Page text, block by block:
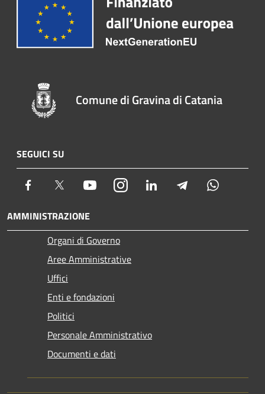
Comune di Gravina di Catania
SEGUICI SU
Facebook Twitter YoutubeInstagram LinkedIn Telegram
AMMINISTRAZIONE
Organi di Governo
Aree Amministrative
Uffici
Enti e fondazioni
Politici
Personale Amministrativo
Documenti e dati